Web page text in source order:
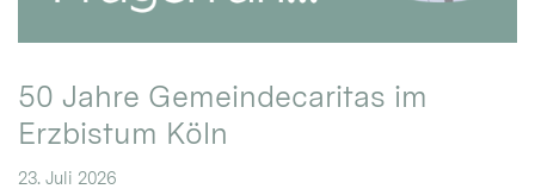
50 Jahre Gemeindecaritas im
Erzbistum Köln
23. Juli 2026